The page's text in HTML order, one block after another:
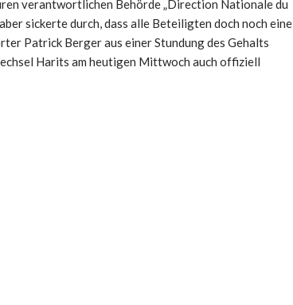
verantwortlichen Behörde „Direction Nationale du
sickerte durch, dass alle Beteiligten doch noch eine
Patrick Berger aus einer Stundung des Gehalts
Harits am heutigen Mittwoch auch offiziell